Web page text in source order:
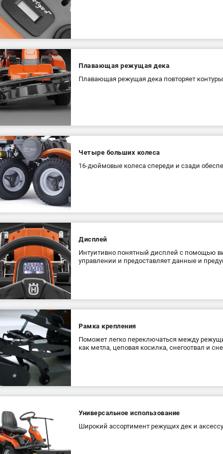
Плавающая режущая дека
Плавающая режущая дека повторяет
Четыре больших колеса
16-дюймовые колеса спереди и сзади
Дисплей
Интуитивно понятный дисплей с помощью
управлении и предоставляет данные и
Рамка крепления
Поможет легко переключаться между
как метла, цеповая косилка, снегоотвал и
Универсальное использование
Широкий ассортимент режущих дек и